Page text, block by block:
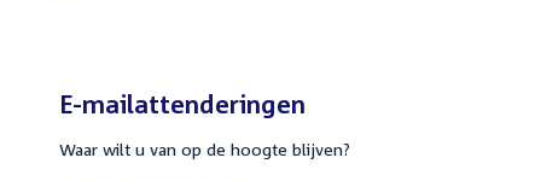
E-mailattenderingen
Waar wilt u van op de hoogte blijven?